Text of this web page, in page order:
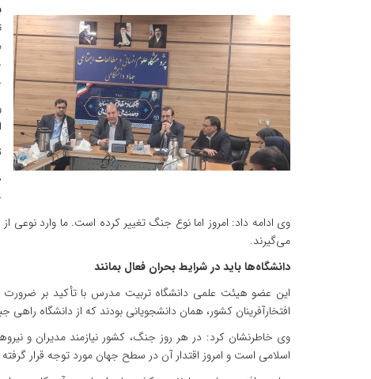
وی ادامه داد: امروز اما نوع جنگ تغییر کرده است. ما وارد
می‌گیرند.
دانشگاه‌ها باید در شرایط بحران فعال بمانند
افتخارآفرینان کشور، همان دانشجویانی بودند که از دانشگاه راهی
وی خاطرنشان کرد: در هر روز جنگ، کشور نیازمند مدیران و
اسلامی است و امروز اقتدار آن در سطح جهان مورد توجه قرار